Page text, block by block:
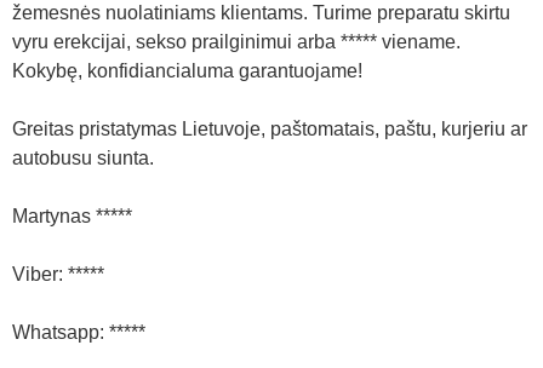
žemesnės nuolatiniams klientams. Turime preparatu skirtu
vyru erekcijai, sekso prailginimui arba ***** viename.
Kokybę, konfidiancialuma garantuojame!
Greitas pristatymas Lietuvoje, paštomatais, paštu, kurjeriu ar
autobusu siunta.
Martynas *****
Viber: *****
Whatsapp: *****